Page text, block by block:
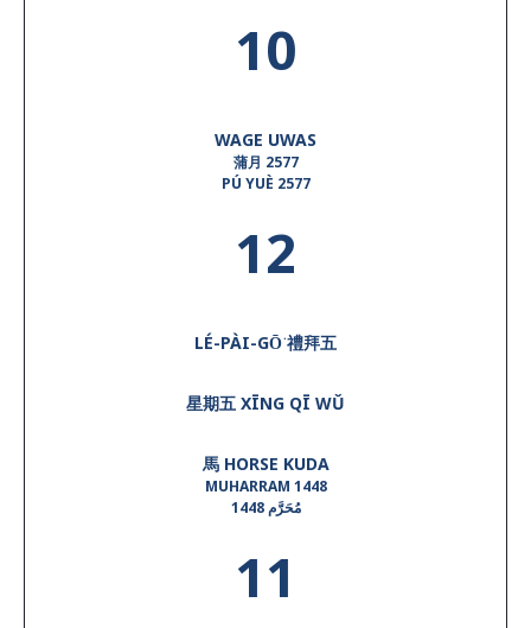
10
WAGE UWAS
蒲月 2577
PÚ YUÈ 2577
12
LÉ-PÀI-GŌ͘ 禮拜五
星期五 XĪNG QĪ WǓ
馬 HORSE KUDA
MUHARRAM 1448
1448 مُحَرَّم
11